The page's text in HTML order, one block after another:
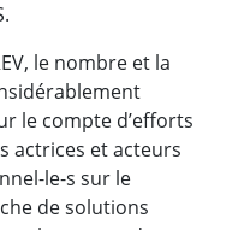
le nombre et la
le compte d’efforts
actrices et acteurs
le-s sur le
de solutions